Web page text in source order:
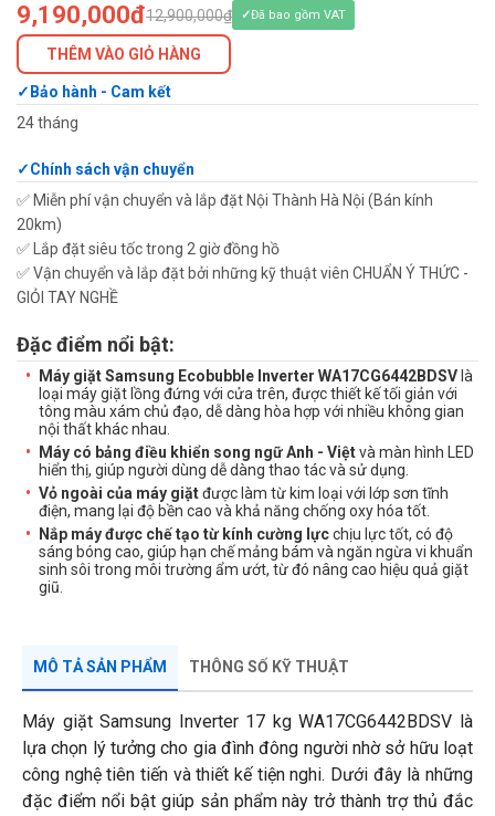
9,190,000đ12,900,000₫ Đã bao gồm VAT
THÊM VÀO GIỎ HÀNG
Bảo hành - Cam kết
24 tháng
Chính sách vận chuyển
✅ Miễn phí vận chuyển và lắp đặt Nội Thành Hà Nội (Bán kính
20km)
✅ Lắp đặt siêu tốc trong 2 giờ đồng hồ
✅ Vận chuyển và lắp đặt bởi những kỹ thuật viên CHUẨN Ý THỨC -
GIỎI TAY NGHỀ
Đặc điểm nổi bật:
Máy giặt Samsung Ecobubble Inverter WA17CG6442BDSV là
loại máy giặt lồng đứng với cửa trên, được thiết kế tối giản với
tông màu xám chủ đạo, dễ dàng hòa hợp với nhiều không gian
nội thất khác nhau.
Máy có bảng điều khiển song ngữ Anh - Việtvà màn hình LED
hiển thị, giúp người dùng dễ dàng thao tác và sử dụng.
Vỏ ngoài của máy giặtđược làm từ kim loại với lớp sơn tĩnh
điện, mang lại độ bền cao và khả năng chống oxy hóa tốt.
Nắp máy được chế tạo từ kính cường lựcchịu lực tốt, có độ
sáng bóng cao, giúp hạn chế mảng bám và ngăn ngừa vi khuẩn
sinh sôi trong môi trường ẩm ướt, từ đó nâng cao hiệu quả giặt
giũ.
MÔ TẢ SẢN PHẨM THÔNG SỐ KỸ THUẬT
Máy giặt Samsung Inverter 17 kg WA17CG6442BDSV là
lựa chọn lý tưởng cho gia đình đông người nhờ sở hữu loạt
công nghệ tiên tiến và thiết kế tiện nghi. Dưới đây là những
đặc điểm nổi bật giúp sản phẩm này trở thành trợ thủ đắc